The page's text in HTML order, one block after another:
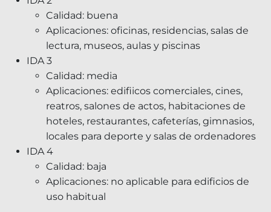
Calidad: buena
Aplicaciones: oficinas, residencias, salas de
lectura, museos, aulas y piscinas
IDA 3
Calidad: media
Aplicaciones: edifiicos comerciales, cines,
reatros, salones de actos, habitaciones de
hoteles, restaurantes, cafeterías, gimnasios,
locales para deporte y salas de ordenadores
IDA 4
Calidad: baja
Aplicaciones: no aplicable para edificios de
uso habitual